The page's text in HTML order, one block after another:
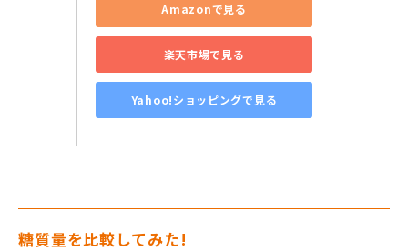
Amazonで見る
楽天市場で見る
Yahoo!ショッピングで見る
糖質量を比較してみた!